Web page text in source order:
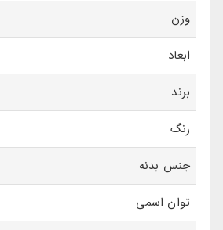
وزن
ابعاد
برند
رنگ
جنس بدنه
توان اسمی